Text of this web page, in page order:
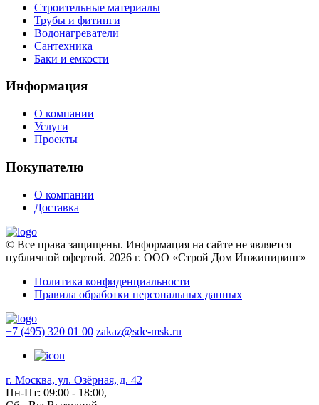
Строительные материалы
Трубы и фитинги
Водонагреватели
Сантехника
Баки и емкости
Информация
О компании
Услуги
Проекты
Покупателю
О компании
Доставка
© Все права защищены. Информация на сайте не является
публичной офертой. 2026 г. ООО «Строй Дом Инжиниринг»
Политика конфиденциальности
Правила обработки персональных данных
+7 (495) 320 01 00 zakaz@sde-msk.ru
г. Москва, ул. Озёрная, д. 42
Пн-Пт: 09:00 - 18:00,